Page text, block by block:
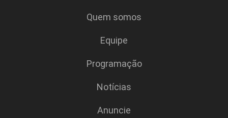
Quem somos
Equipe
Programação
Notícias
Anuncie